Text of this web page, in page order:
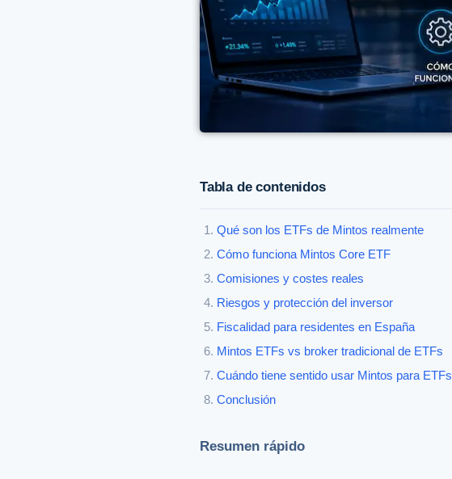
Tabla de contenidos
Qué son los ETFs de Mintos realmente
Cómo funciona Mintos Core ETF
Comisiones y costes reales
Riesgos y protección del inversor
Fiscalidad para residentes en España
Mintos ETFs vs broker tradicional de ETFs
Cuándo tiene sentido usar Mintos para ETFs
Conclusión
Resumen rápido